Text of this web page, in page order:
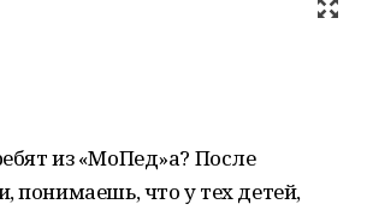
из «МоПед»а? После
понимаешь, что у тех детей,